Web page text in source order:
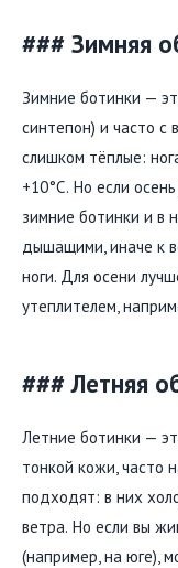
### Зимняя
Зимние ботинки —
синтепон) и часто с
слишком тёплые:
+10°C. Но если
зимние ботинки и в
дышащими, иначе к
ноги. Для осени
утеплителем,
### Летняя
Летние ботинки —
тонкой кожи, часто
подходят: в них
ветра. Но если вы
(например, на юге),